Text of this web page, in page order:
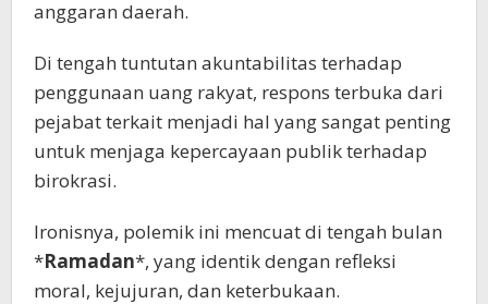
anggaran daerah.
Di tengah tuntutan akuntabilitas terhadap
penggunaan uang rakyat, respons terbuka dari
pejabat terkait menjadi hal yang sangat penting
untuk menjaga kepercayaan publik terhadap
birokrasi.
Ironisnya, polemik ini mencuat di tengah bulan
*Ramadan*, yang identik dengan refleksi
moral, kejujuran, dan keterbukaan.